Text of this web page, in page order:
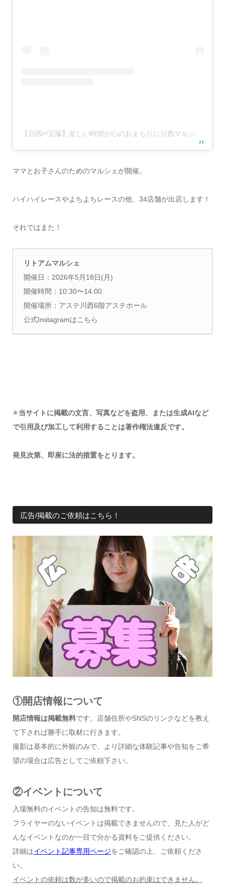
【川西ꗯ宝塚】楽しい時間が心のおまもりに川西マルシェ Little Amulet Marché (@little__amulet__marche)がシェアした投稿
ママとお子さんのためのマルシェが開催。
ハイハイレースやよちよちレースの他、34店舗が出店します！
それではまた！
リトアムマルシェ
開催日：2026年5月18日(月)
開催時間：10:30〜14:00
開催場所：アステ川西6階アステホール
公式Instagramはこちら
✳︎当サイトに掲載の文言、写真などを盗用、または生成AIなど
で引用及び加工して利用することは著作権法違反です。
発見次第、即座に法的措置をとります。
広告/掲載のご依頼はこちら！
①開店情報について
開店情報は掲載無料です。店舗住所やSNSのリンクなどを教え
て下されば勝手に取材に行きます。
撮影は基本的に外観のみで、より詳細な体験記事や告知をご希
望の場合は広告としてご依頼下さい。
②イベントについて
入場無料のイベントの告知は無料です。
フライヤーのないイベントは掲載できませんので、見た人がど
んなイベントなのか一目で分かる資料をご提供ください。
詳細はイベント記事専用ページをご確認の上、ご依頼くださ
い。
イベントの依頼は数が多いので掲載のお約束はできません。